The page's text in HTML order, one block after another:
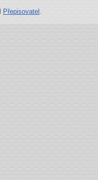
Přepisovatel .